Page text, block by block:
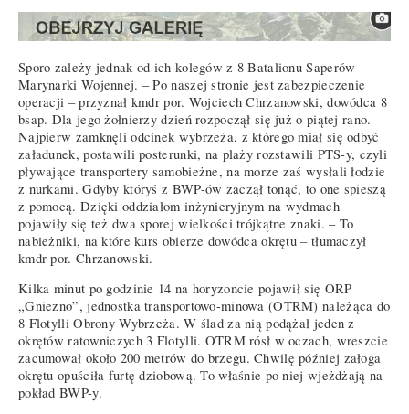
Sporo zależy jednak od ich kolegów z 8 Batalionu Saperów
Marynarki Wojennej. – Po naszej stronie jest zabezpieczenie
operacji – przyznał kmdr por. Wojciech Chrzanowski, dowódca 8
bsap. Dla jego żołnierzy dzień rozpoczął się już o piątej rano.
Najpierw zamknęli odcinek wybrzeża, z którego miał się odbyć
załadunek, postawili posterunki, na plaży rozstawili PTS-y, czyli
pływające transportery samobieżne, na morze zaś wysłali łodzie
z nurkami. Gdyby któryś z BWP-ów zaczął tonąć, to one spieszą
z pomocą. Dzięki oddziałom inżynieryjnym na wydmach
pojawiły się też dwa sporej wielkości trójkątne znaki. – To
nabieżniki, na które kurs obierze dowódca okrętu – tłumaczył
kmdr por. Chrzanowski.
Kilka minut po godzinie 14 na horyzoncie pojawił się ORP
„Gniezno”, jednostka transportowo-minowa (OTRM) należąca do
8 Flotylli Obrony Wybrzeża. W ślad za nią podążał jeden z
okrętów ratowniczych 3 Flotylli. OTRM rósł w oczach, wreszcie
zacumował około 200 metrów do brzegu. Chwilę później załoga
okrętu opuściła furtę dziobową. To właśnie po niej wjeżdżają na
pokład BWP-y.